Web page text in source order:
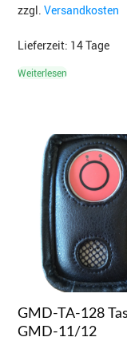
zzgl. Versandkosten
Lieferzeit: 14 Tage
Weiterlesen
GMD-TA-128
GMD-11/12